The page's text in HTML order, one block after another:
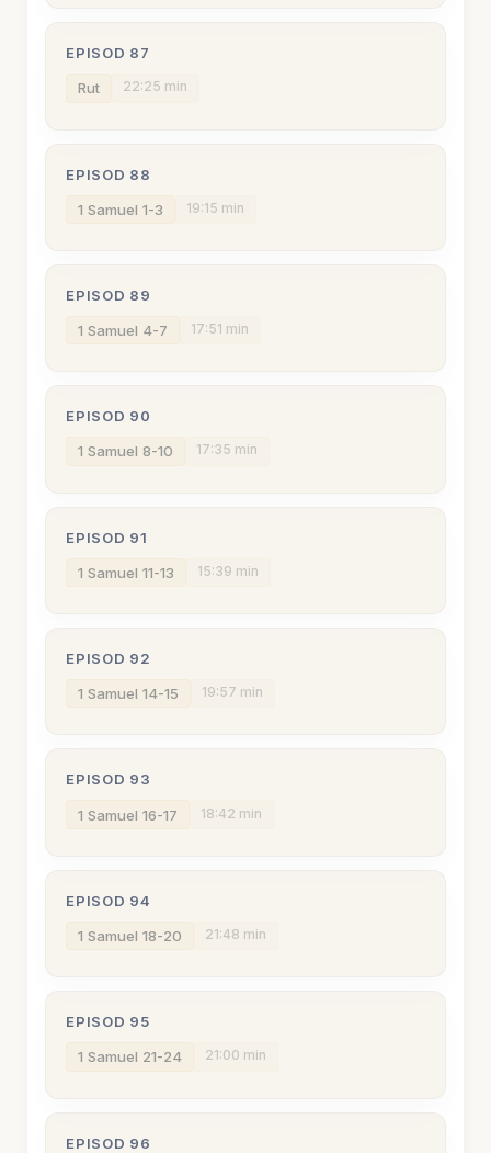
EPISOD 87
Rut 22:25 min
EPISOD 88
1 Samuel 1-3 19:15 min
EPISOD 89
1 Samuel 4-7 17:51 min
EPISOD 90
1 Samuel 8-10 17:35 min
EPISOD 91
1 Samuel 11-13 15:39 min
EPISOD 92
1 Samuel 14-15 19:57 min
EPISOD 93
1 Samuel 16-17 18:42 min
EPISOD 94
1 Samuel 18-20 21:48 min
EPISOD 95
1 Samuel 21-24 21:00 min
EPISOD 96